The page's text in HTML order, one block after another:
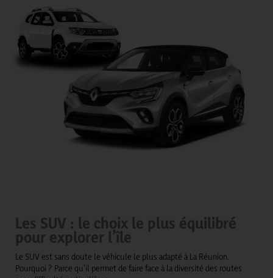
Les SUV : le choix le plus équilibré
pour explorer l’île
Le SUV est sans doute le véhicule le plus adapté à La Réunion.
Pourquoi ? Parce qu’il permet de faire face à la diversité des routes